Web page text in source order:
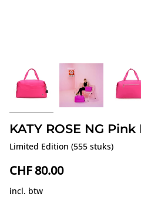
KATY ROSE NG
Limited Edition (555 stuks)
CHF 80.00
incl. btw